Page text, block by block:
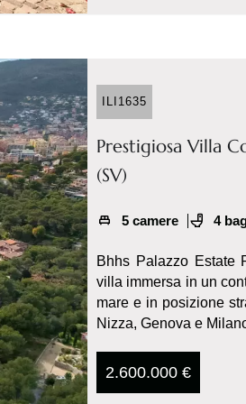
ILI1635
Prestigiosa Villa
(SV)
5 camere 4
Bhhs Palazzo Estate
villa immersa in un
mare e in posizione
Nizza, Genova e
2.600.000 €